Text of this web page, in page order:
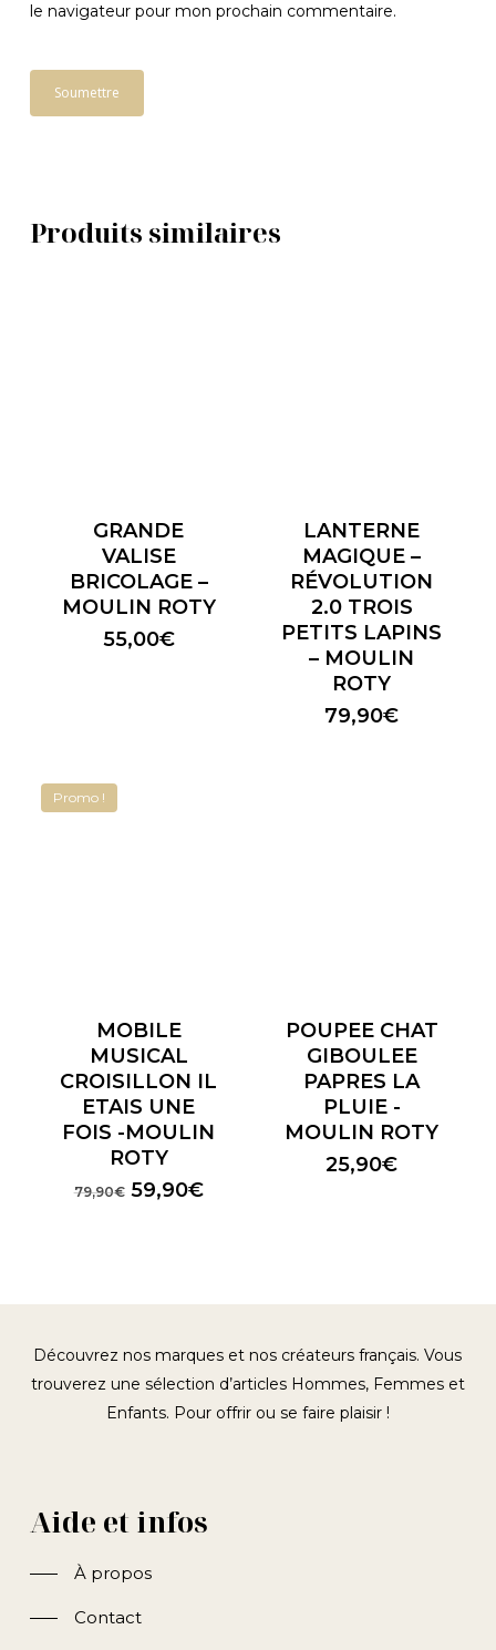
le navigateur pour mon prochain commentaire.
Produits similaires
GRANDE
VALISE
BRICOLAGE –
MOULIN ROTY
55,00€
LANTERNE
MAGIQUE –
RÉVOLUTION
2.0 TROIS
PETITS LAPINS
– MOULIN
ROTY
79,90€
Promo !
MOBILE
MUSICAL
CROISILLON IL
ETAIS UNE
FOIS -MOULIN
ROTY
79,90€ Le
59,90€Le
POUPEE CHAT
GIBOULEE
PAPRES LA
PLUIE -
MOULIN ROTY
25,90€
Découvrez nos marques et nos créateurs français. Vous
trouverez une sélection d’articles Hommes, Femmes et
Enfants. Pour offrir ou se faire plaisir !
Aide et infos
À propos
Contact